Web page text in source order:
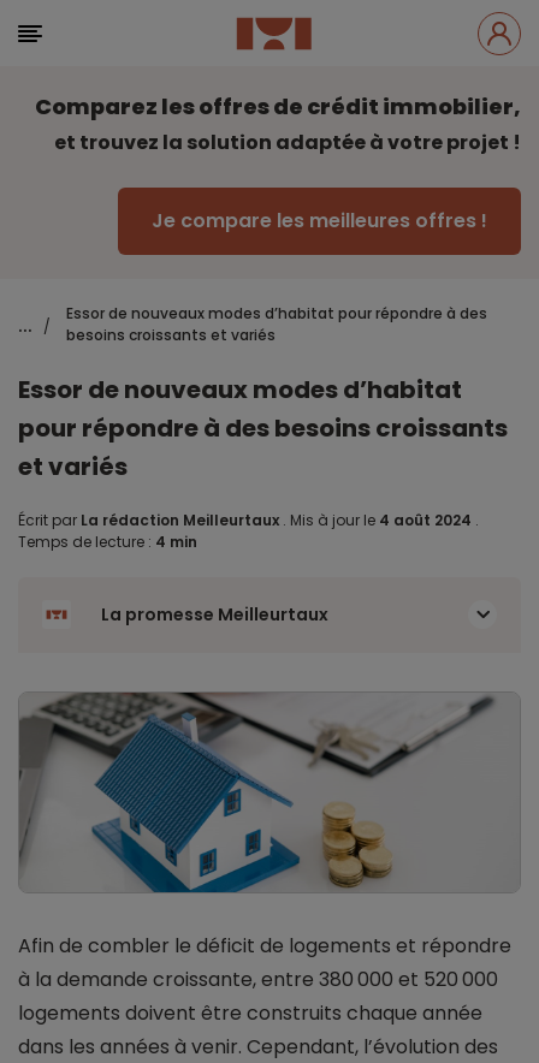
Comparez les offres de crédit immobilier,
et trouvez la solution adaptée à votre projet !
Je compare les meilleures offres !
... /
Essor de nouveaux modes d’habitat pour répondre à des
besoins croissants et variés
Essor de nouveaux modes d’habitat
pour répondre à des besoins croissants
et variés
Écrit par La rédaction Meilleurtaux . Mis à jour le 4 août 2024 .
Temps de lecture : 4 min
La promesse Meilleurtaux
Afin de combler le déficit de logements et répondre
à la demande croissante, entre 380 000 et 520 000
logements doivent être construits chaque année
dans les années à venir. Cependant, l’évolution des